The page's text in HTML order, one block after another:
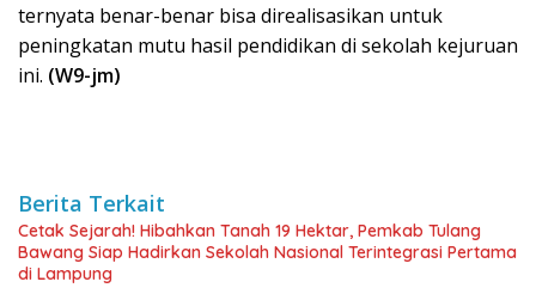
ternyata benar-benar bisa direalisasikan untuk
peningkatan mutu hasil pendidikan di sekolah kejuruan
ini. (W9-jm)
Berita Terkait
Cetak Sejarah! Hibahkan Tanah 19 Hektar, Pemkab Tulang
Bawang Siap Hadirkan Sekolah Nasional Terintegrasi Pertama
di Lampung